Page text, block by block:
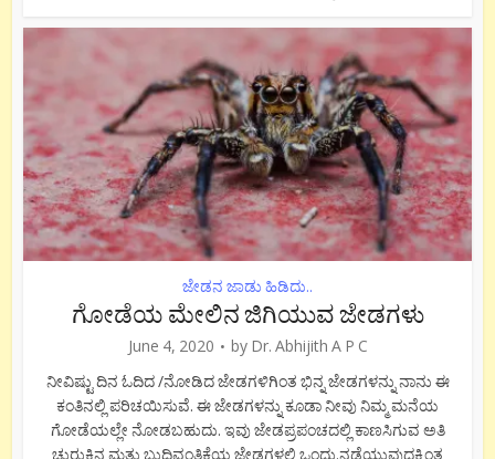
ಜೇಡನ ಜಾಡು ಹಿಡಿದು..
ಗೋಡೆಯ ಮೇಲಿನ ಜಿಗಿಯುವ ಜೇಡಗಳು
June 4, 2020 by Dr. Abhijith A P C
ನೀವಿಷ್ಟು ದಿನ ಓದಿದ /ನೋಡಿದ ಜೇಡಗಳಿಗಿಂತ ಭಿನ್ನ ಜೇಡಗಳನ್ನು ನಾನು ಈ
ಕಂತಿನಲ್ಲಿ ಪರಿಚಯಿಸುವೆ. ಈ ಜೇಡಗಳನ್ನು ಕೂಡಾ ನೀವು ನಿಮ್ಮ ಮನೆಯ
ಗೋಡೆಯಲ್ಲೇ ನೋಡಬಹುದು. ಇವು ಜೇಡಪ್ರಪಂಚದಲ್ಲಿ ಕಾಣಸಿಗುವ ಅತಿ
ಚುರುಕಿನ ಮತ್ತು ಬುದ್ದಿವಂತಿಕೆಯ ಜೇಡಗಳಲ್ಲಿ ಒಂದು.ನಡೆಯುವುದಕ್ಕಿಂತ